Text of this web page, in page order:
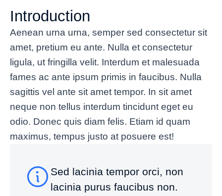
Introduction
Aenean urna urna, semper sed consectetur sit
amet, pretium eu ante. Nulla et consectetur
ligula, ut fringilla velit. Interdum et malesuada
fames ac ante ipsum primis in faucibus. Nulla
sagittis vel ante sit amet tempor. In sit amet
neque non tellus interdum tincidunt eget eu
odio. Donec quis diam felis. Etiam id quam
maximus, tempus justo at posuere est!
Sed lacinia tempor orci, non
lacinia purus faucibus non.